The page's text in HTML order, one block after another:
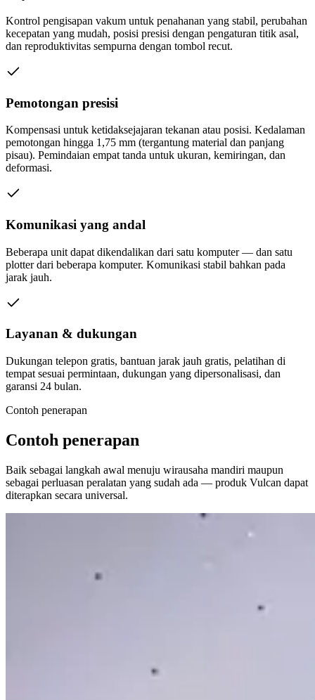
Kontrol pengisapan vakum untuk penahanan yang stabil, perubahan
kecepatan yang mudah, posisi presisi dengan pengaturan titik asal,
dan reproduktivitas sempurna dengan tombol recut.
Pemotongan presisi
Kompensasi untuk ketidaksejajaran tekanan atau posisi. Kedalaman
pemotongan hingga 1,75 mm (tergantung material dan panjang
pisau). Pemindaian empat tanda untuk ukuran, kemiringan, dan
deformasi.
Komunikasi yang andal
Beberapa unit dapat dikendalikan dari satu komputer — dan satu
plotter dari beberapa komputer. Komunikasi stabil bahkan pada
jarak jauh.
Layanan & dukungan
Dukungan telepon gratis, bantuan jarak jauh gratis, pelatihan di
tempat sesuai permintaan, dukungan yang dipersonalisasi, dan
garansi 24 bulan.
Contoh penerapan
Contoh penerapan
Baik sebagai langkah awal menuju wirausaha mandiri maupun
sebagai perluasan peralatan yang sudah ada — produk Vulcan dapat
diterapkan secara universal.